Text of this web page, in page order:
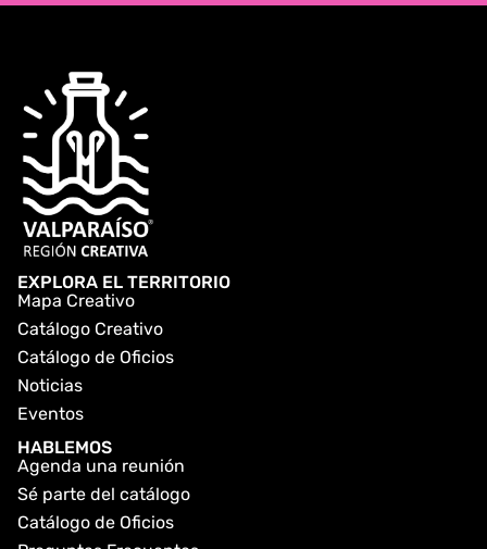
EXPLORA EL TERRITORIO
Mapa Creativo
Catálogo Creativo
Catálogo de Oficios
Noticias
Eventos
HABLEMOS
Agenda una reunión
Sé parte del catálogo
Catálogo de Oficios